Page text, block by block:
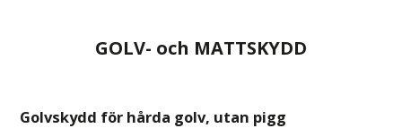
GOLV- och MATTSKYDD
Golvskydd för hårda golv, utan pigg